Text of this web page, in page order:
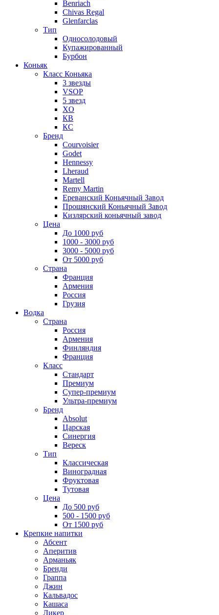
Benriach
Chivas Regal
Glenfarclas
Тип
Односолодовый
Купажированный
Бурбон
Коньяк
Класс Коньяка
3 звезды
VSOP
5 звезд
XO
КВ
КС
Бренд
Courvoisier
Godet
Hennessy
Lheraud
Martell
Remy Martin
Ереванский Коньячный Завод
Прошянский Коньячный Завод
Кизлярский коньячный завод
Цена
До 1000 руб
1000 - 3000 руб
3000 - 5000 руб
От 5000 руб
Страна
Франция
Армения
Россия
Грузия
Водка
Страна
Россия
Армения
Финляндия
Франция
Класс
Стандарт
Премиум
Супер-премиум
Ультра-премиум
Бренд
Absolut
Царская
Синергия
Вереск
Тип
Классическая
Виноградная
Фруктовая
Тутовая
Цена
До 500 руб
500 - 1500 руб
От 1500 руб
Крепкие напитки
Абсент
Аперитив
Арманьяк
Бренди
Граппа
Джин
Кальвадос
Кашаса
Ликер